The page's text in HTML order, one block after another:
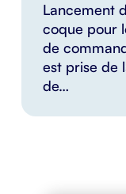
Lancement
coque pour
de
est prise de
de…